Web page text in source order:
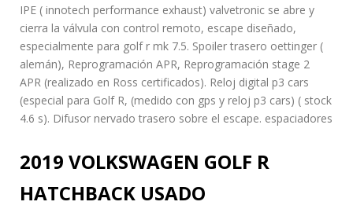
IPE ( innotech performance exhaust) valvetronic se abre y
cierra la válvula con control remoto, escape diseñado,
especialmente para golf r mk 7.5. Spoiler trasero oettinger (
alemán), Reprogramación APR, Reprogramación stage 2
APR (realizado en Ross certificados). Reloj digital p3 cars
(especial para Golf R, (medido con gps y reloj p3 cars) ( stock
4.6 s). Difusor nervado trasero sobre el escape. espaciadores
2019 VOLKSWAGEN GOLF R
HATCHBACK USADO